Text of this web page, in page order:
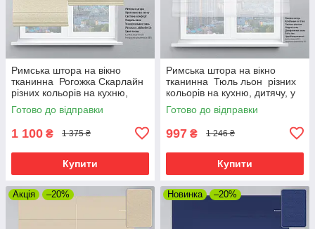
Римська штора на вікно
тканинна Рогожка Скарлайн
різних кольорів на кухню,
дитячу, у спальню
Готово до відправки
1 100 ₴ 1 375 ₴
Купити
Римська штора на вікно
тканинна Тюль льон різних
кольорів на кухню, дитячу, у
спальню
Готово до відправки
997 ₴ 1 246 ₴
Купити
Акція –20% Новинка –20%